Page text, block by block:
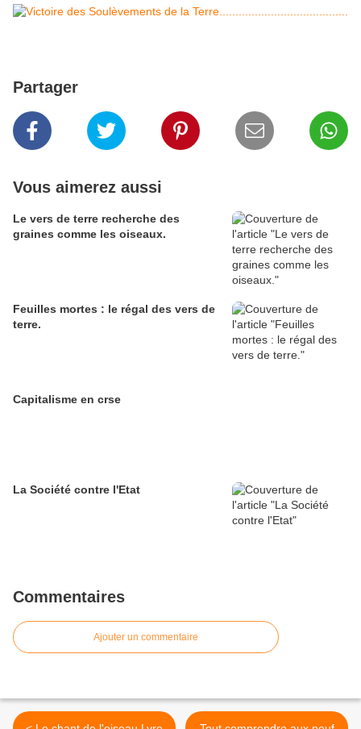
Partager
Vous aimerez aussi
Le vers de terre recherche des
graines comme les oiseaux.
Feuilles mortes : le régal des vers de
terre.
Capitalisme en crse
La Société contre l'Etat
Commentaires
Ajouter un commentaire